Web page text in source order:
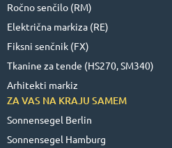
Ročno senčilo (RM)
Električna markiza (RE)
Fiksni senčnik (FX)
Tkanine za tende (HS270, SM340)
Arhitekti markiz
ZA VAS NA KRAJU SAMEM
Sonnensegel Berlin
Sonnensegel Hamburg